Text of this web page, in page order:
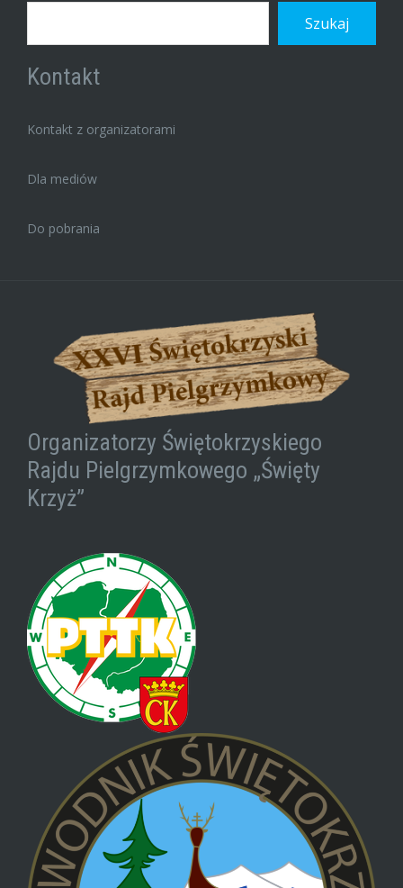
Szukaj
Kontakt
Kontakt z organizatorami
Dla mediów
Do pobrania
Organizatorzy Świętokrzyskiego
Rajdu Pielgrzymkowego „Święty
Krzyż”